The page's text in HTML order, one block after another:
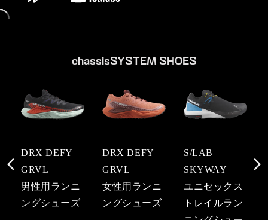
chassisSYSTEM SHOES
DRX DEFY
GRVL
男性用ランニ
ングシューズ
DRX DEFY
GRVL
女性用ランニ
ングシューズ
S/LAB
SKYWAY
ユニセックス
トレイルラン